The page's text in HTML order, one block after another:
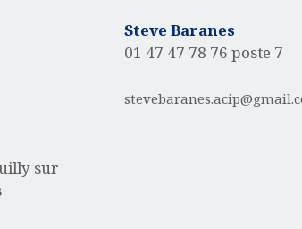
sur
Steve Baranes
01 47 47 78 76 poste 7